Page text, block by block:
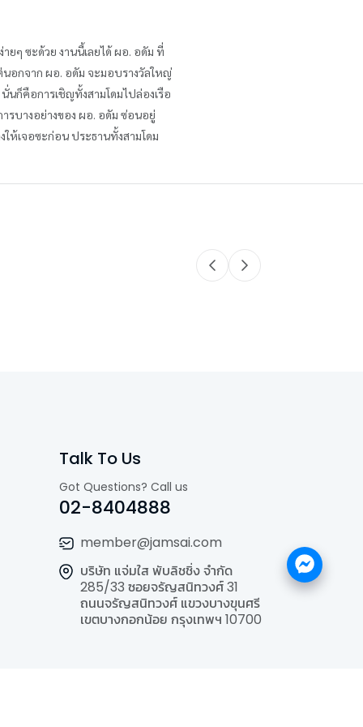
ยๆ ซะด้วย งานนี้เลยได้ ผอ. อดัม ที่
อกจาก ผอ. อดัม จะมอบรางวัลใหญ่
ก็คือการเชิญทั้งสามโดมไปล่องเรือ
ารบางอย่างของ ผอ. อดัม ซ่อนอยู่
เจอซะก่อน ประธานทั้งสามโดม
Talk To Us
Got Questions? Call us
02-8404888
member@jamsai.com
บริษัท แจ่มใส พับลิชชิ่ง จำกัด
285/33 ซอยจรัญสนิทวงศ์ 31
ถนนจรัญสนิทวงศ์ แขวงบางขุนศรี
เขตบางกอกน้อย กรุงเทพฯ 10700